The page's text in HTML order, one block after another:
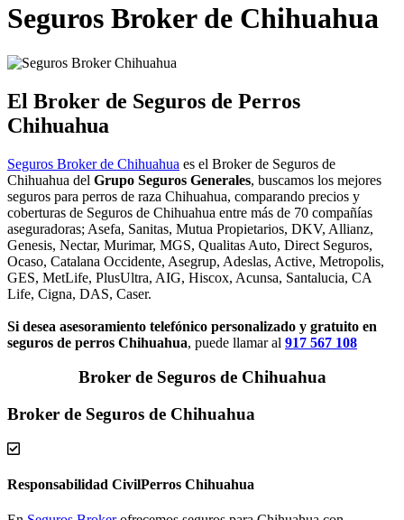
Seguros Broker de Chihuahua
El Broker de Seguros de Perros
Chihuahua
Seguros Broker de Chihuahua es el Broker de Seguros de
Chihuahua del Grupo Seguros Generales, buscamos los mejores
seguros para perros de raza Chihuahua, comparando precios y
coberturas de Seguros de Chihuahua entre más de 70 compañías
aseguradoras; Asefa, Sanitas, Mutua Propietarios, DKV, Allianz,
Genesis, Nectar, Murimar, MGS, Qualitas Auto, Direct Seguros,
Ocaso, Catalana Occidente, Asegrup, Adeslas, Active, Metropolis,
GES, MetLife, PlusUltra, AIG, Hiscox, Acunsa, Santalucia, CA
Life, Cigna, DAS, Caser.
Si desea asesoramiento telefónico personalizado y gratuito en
seguros de perros Chihuahua, puede llamar al 917 567 108
Broker de Seguros de Chihuahua
Broker de Seguros de Chihuahua
Responsabilidad CivilPerros Chihuahua